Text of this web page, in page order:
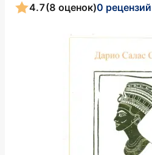
4.7(8 оценок)0 рецензий